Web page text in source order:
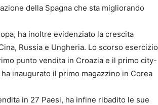
della Spagna che sta migliorando
ha inoltre evidenziato la crescita
Russia e Ungheria. Lo scorso esercizio
punto vendita in Croazia e il primo city-
inaugurato il primo magazzino in Corea
in 27 Paesi, ha infine ribadito le sue